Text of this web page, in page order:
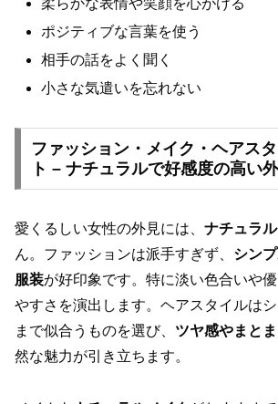
柔らかな表情や笑顔を心がける
ポジティブな言葉を使う
相手の話をよく聞く
小さな気遣いを忘れない
ファッション・メイク・ヘアス
ト – ナチュラルで好感度の高い
愛くるしい女性の外見には、 ナチュラ
ん。ファッションは派手すぎず、 シン
服装が好印象です。特に淡い色合いや
やすさを演出します。ヘアスタイルは
まで似合うものを選び、 ツヤ感やまと
然な魅力が引き立ちます。